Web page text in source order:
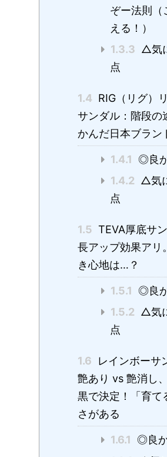
ぞー法則（
える！）
1.3.3 △気
点
1.4 RIG（リグ）
サンダル：階段の
かんだ日本ブラン
1.4.1
◎良
1.4.2 △気
点
1.5 TEVA厚底サ
長アップ効果アリ
き心地は…？
1.5.1
◎良
1.5.2 △気
点
1.6
レインボーサ
艶あり vs 艶消し
黒で決定！「育て
さがある
1.6.1
◎良